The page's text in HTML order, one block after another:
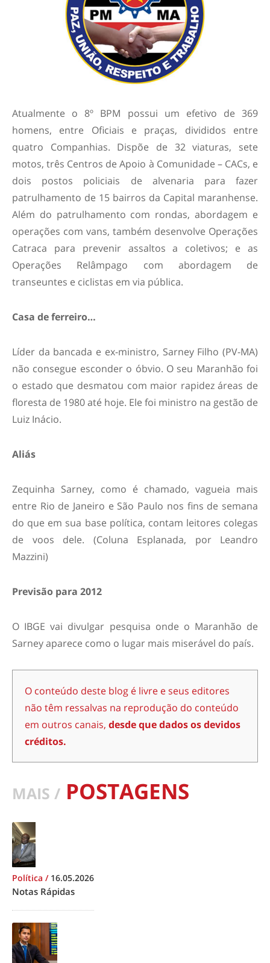
Atualmente o 8º BPM possui um efetivo de 369
homens, entre Oficiais e praças, divididos entre
quatro Companhias. Dispõe de 32 viaturas, sete
motos, três Centros de Apoio à Comunidade – CACs, e
dois postos policiais de alvenaria para fazer
patrulhamento de 15 bairros da Capital maranhense.
Além do patrulhamento com rondas, abordagem e
operações com vans, também desenvolve Operações
Catraca para prevenir assaltos a coletivos; e as
Operações Relâmpago com abordagem de
transeuntes e ciclistas em via pública.
Casa de ferreiro…
Líder da bancada e ex-ministro, Sarney Filho (PV-MA)
não consegue esconder o óbvio. O seu Maranhão foi
o estado que desmatou com maior rapidez áreas de
floresta de 1980 até hoje. Ele foi ministro na gestão de
Luiz Inácio.
Aliás
Zequinha Sarney, como é chamado, vagueia mais
entre Rio de Janeiro e São Paulo nos fins de semana
do que em sua base política, contam leitores colegas
de voos dele. (Coluna Esplanada, por Leandro
Mazzini)
Previsão para 2012
O IBGE vai divulgar pesquisa onde o Maranhão de
Sarney aparece como o lugar mais miserável do país.
O conteúdo deste blog é livre e seus editores
não têm ressalvas na reprodução do conteúdo
em outros canais, desde que dados os devidos
créditos.
MAIS / POSTAGENS
Política / 16.05.2026
Notas Rápidas